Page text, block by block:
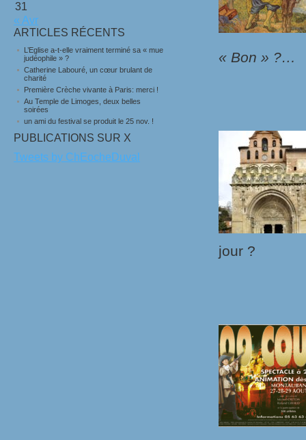
« Bon » ?…
jour ?
31
« Avr
ARTICLES RÉCENTS
L’Eglise a-t-elle vraiment terminé sa « mue
judéophile » ?
Catherine Labouré, un cœur brulant de
charité
Première Crèche vivante à Paris: merci !
Au Temple de Limoges, deux belles
soirées
un ami du festival se produit le 25 nov. !
PUBLICATIONS SUR X
Tweets by ChEocheDuval